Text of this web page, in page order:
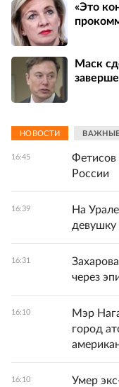
«Это
Маск
НОВОСТИ
16:45
Фетисов
России
16:39
На
16:31
через
16:10
Мэр
город
16:10
Умер